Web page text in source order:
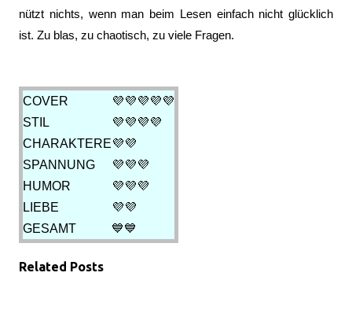
nützt nichts, wenn man beim Lesen einfach nicht glücklich
ist. Zu blas, zu chaotisch, zu viele Fragen.
COVER
💜💜💜💜💜
STIL
💜💜💜💜
CHARAKTERE💜💜
SPANNUNG
💜💜💜
HUMOR
💜💜💜
LIEBE
💜💜
GESAMT
💙💙
Related Posts